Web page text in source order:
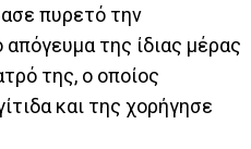
πυρετό την
της ίδιας μέρας
της, ο οποίος
και της χορήγησε